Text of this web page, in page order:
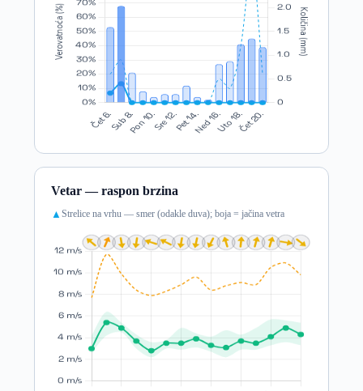
Vetar — raspon brzina
▲ Strelice na vrhu — smer (odakle duva); boja = jačina vetra